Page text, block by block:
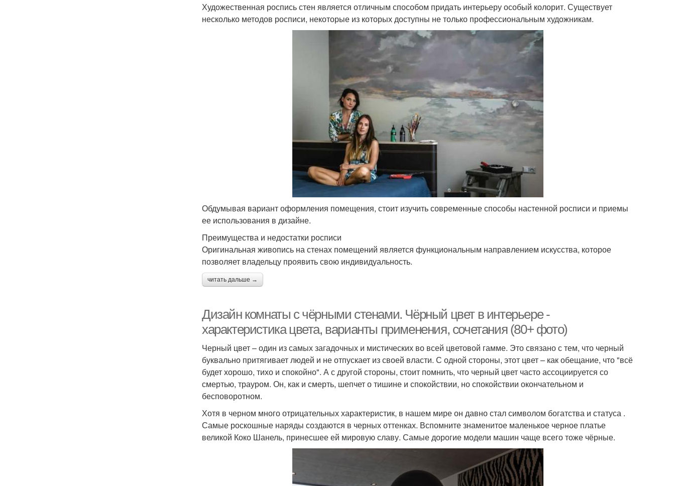
Художественная роспись стен является отличным способом придать интерьеру особый колорит. Существует
несколько методов росписи, некоторые из которых доступны не только профессиональным художникам.
Обдумывая вариант оформления помещения, стоит изучить современные способы настенной росписи и приемы
ее использования в дизайне.
Преимущества и недостатки росписи
Оригинальная живопись на стенах помещений является функциональным направлением искусства, которое
позволяет владельцу проявить свою индивидуальность.
читать дальше →
Дизайн комнаты с чёрными стенами. Чёрный цвет в интерьере -
характеристика цвета, варианты применения, сочетания (80+ фото)
Черный цвет – один из самых загадочных и мистических во всей цветовой гамме. Это связано с тем, что черный
буквально притягивает людей и не отпускает из своей власти. С одной стороны, этот цвет – как обещание, что "всё
будет хорошо, тихо и спокойно". А с другой стороны, стоит помнить, что черный цвет часто ассоциируется со
смертью, трауром. Он, как и смерть, шепчет о тишине и спокойствии, но спокойствии окончательном и
бесповоротном.
Хотя в черном много отрицательных характеристик, в нашем мире он давно стал символом богатства и статуса .
Самые роскошные наряды создаются в черных оттенках. Вспомните знаменитое маленькое черное платье
великой Коко Шанель, принесшее ей мировую славу. Самые дорогие модели машин чаще всего тоже чёрные.